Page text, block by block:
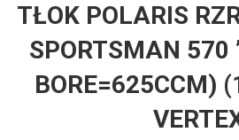
TŁOK POLARIS
SPORTSMAN 570
BORE=625CCM)